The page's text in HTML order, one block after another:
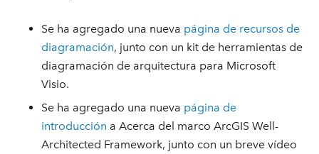
Se ha agregado una nueva página de recursos de
diagramación, junto con un kit de herramientas de
diagramación de arquitectura para Microsoft
Visio.
Se ha agregado una nueva página de
introducción a Acerca del marco ArcGIS Well-
Architected Framework, junto con un breve vídeo